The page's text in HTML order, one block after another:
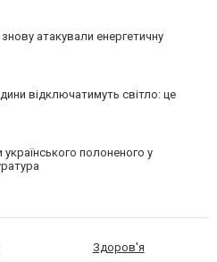
атакували енергетичну
відключатимуть світло: це
українського полоненого у
Здоров'я